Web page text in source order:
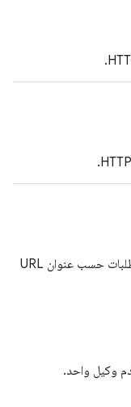
الخادم الوكيل المراد استخدامه لجميع الطلبات حسب عنوان URL
وكيل واحد.